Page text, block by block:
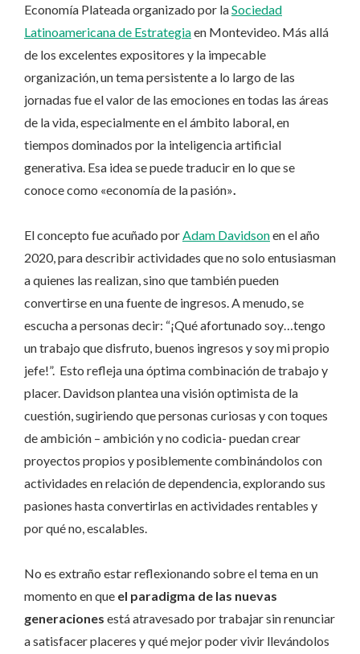
Economía Plateada organizado por laSociedad
Latinoamericana de Estrategiaen Montevideo. Más allá
de los excelentes expositores y la impecable
organización, un tema persistente a lo largo de las
jornadas fue el valor de las emociones en todas las áreas
de la vida, especialmente en el ámbito laboral, en
tiempos dominados por la inteligencia artificial
generativa. Esa idea se puede traducir en lo que se
conoce como «economía de la pasión»
El concepto fue acuñado por Adam Davidsonen el año
2020, para describir actividades que no solo entusiasman
a quienes las realizan, sino que también pueden
convertirse en una fuente de ingresos. A menudo, se
escucha a personas decir: “¡Qué afortunado soy…tengo
un trabajo que disfruto, buenos ingresos y soy mi propio
jefe!”. Esto refleja una óptima combinación de trabajo y
placer. Davidson plantea una visión optimista de la
cuestión, sugiriendo que personas curiosas y con toques
de ambición – ambición y no codicia- puedan crear
proyectos propios y posiblemente combinándolos con
actividades en relación de dependencia, explorando sus
pasiones hasta convertirlas en actividades rentables y
por qué no, escalables.
No es extraño estar reflexionando sobre el tema en un
momento en que el paradigma de las nuevas
generaciones está atravesado por trabajar sin renunciar
a satisfacer placeres y qué mejor poder vivir llevándolos